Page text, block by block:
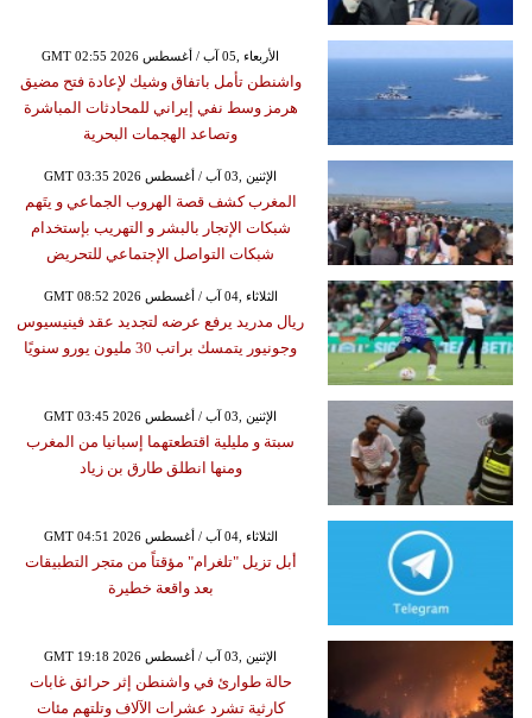
GMT 02:55 2026 الأربعاء ,05 آب / أغسطس
واشنطن تأمل باتفاق وشيك لإعادة فتح مضيق
هرمز وسط نفي إيراني للمحادثات المباشرة
وتصاعد الهجمات البحرية
GMT 03:35 2026 الإثنين ,03 آب / أغسطس
المغرب كشف قصة الهروب الجماعي و يتَهم
شبكات الإتجار بالبشر و التهريب بإستخدام
شبكات التواصل الإجتماعي للتحريض
GMT 08:52 2026 الثلاثاء ,04 آب / أغسطس
ريال مدريد يرفع عرضه لتجديد عقد فينيسيوس
وجونيور يتمسك براتب 30 مليون يورو سنويًا
GMT 03:45 2026 الإثنين ,03 آب / أغسطس
سبتة و مليلية اقتطعتهما إسبانيا من المغرب
ومنها انطلق طارق بن زياد
GMT 04:51 2026 الثلاثاء ,04 آب / أغسطس
أبل تزيل "تلغرام" مؤقتاً من متجر التطبيقات
بعد واقعة خطيرة
GMT 19:18 2026 الإثنين ,03 آب / أغسطس
حالة طوارئ في واشنطن إثر حرائق غابات
كارثية تشرد عشرات الآلاف وتلتهم مئات